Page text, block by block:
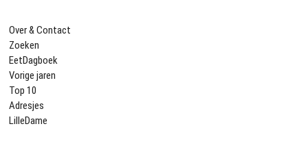
Over & Contact
Zoeken
EetDagboek
Vorige jaren
Top 10
Adresjes
LilleDame